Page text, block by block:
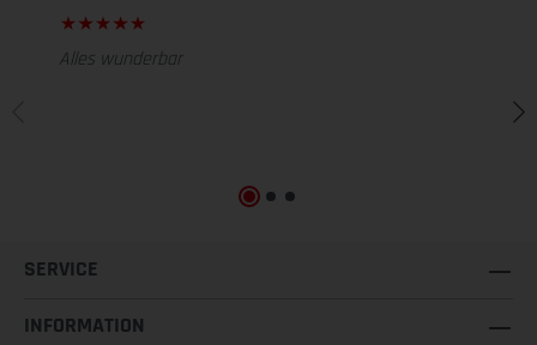
Alles wunderbar
SERVICE
INFORMATION